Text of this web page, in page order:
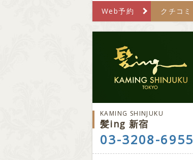
Web予約 クチコミ
KAMING SHINJUKU
髪ing 新宿
03-3208-6955